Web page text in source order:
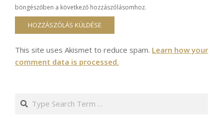
böngészőben a következő hozzászólásomhoz.
This site uses Akismet to reduce spam. Learn how your
comment data is processed.
Search